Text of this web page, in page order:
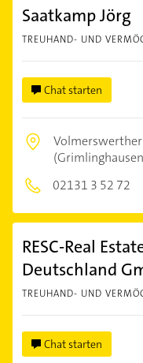
Saatkamp Jörg
TREUHAND- UND
Chat starten
Volmerswerther
02131 3 52 72
RESC-Real
Deutschland
TREUHAND- UND
Chat starten